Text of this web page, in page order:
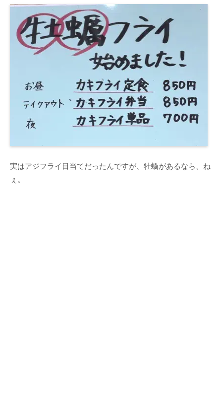
実はアジフライ目当てだったんですが、牡蠣があるなら、ね
ぇ。